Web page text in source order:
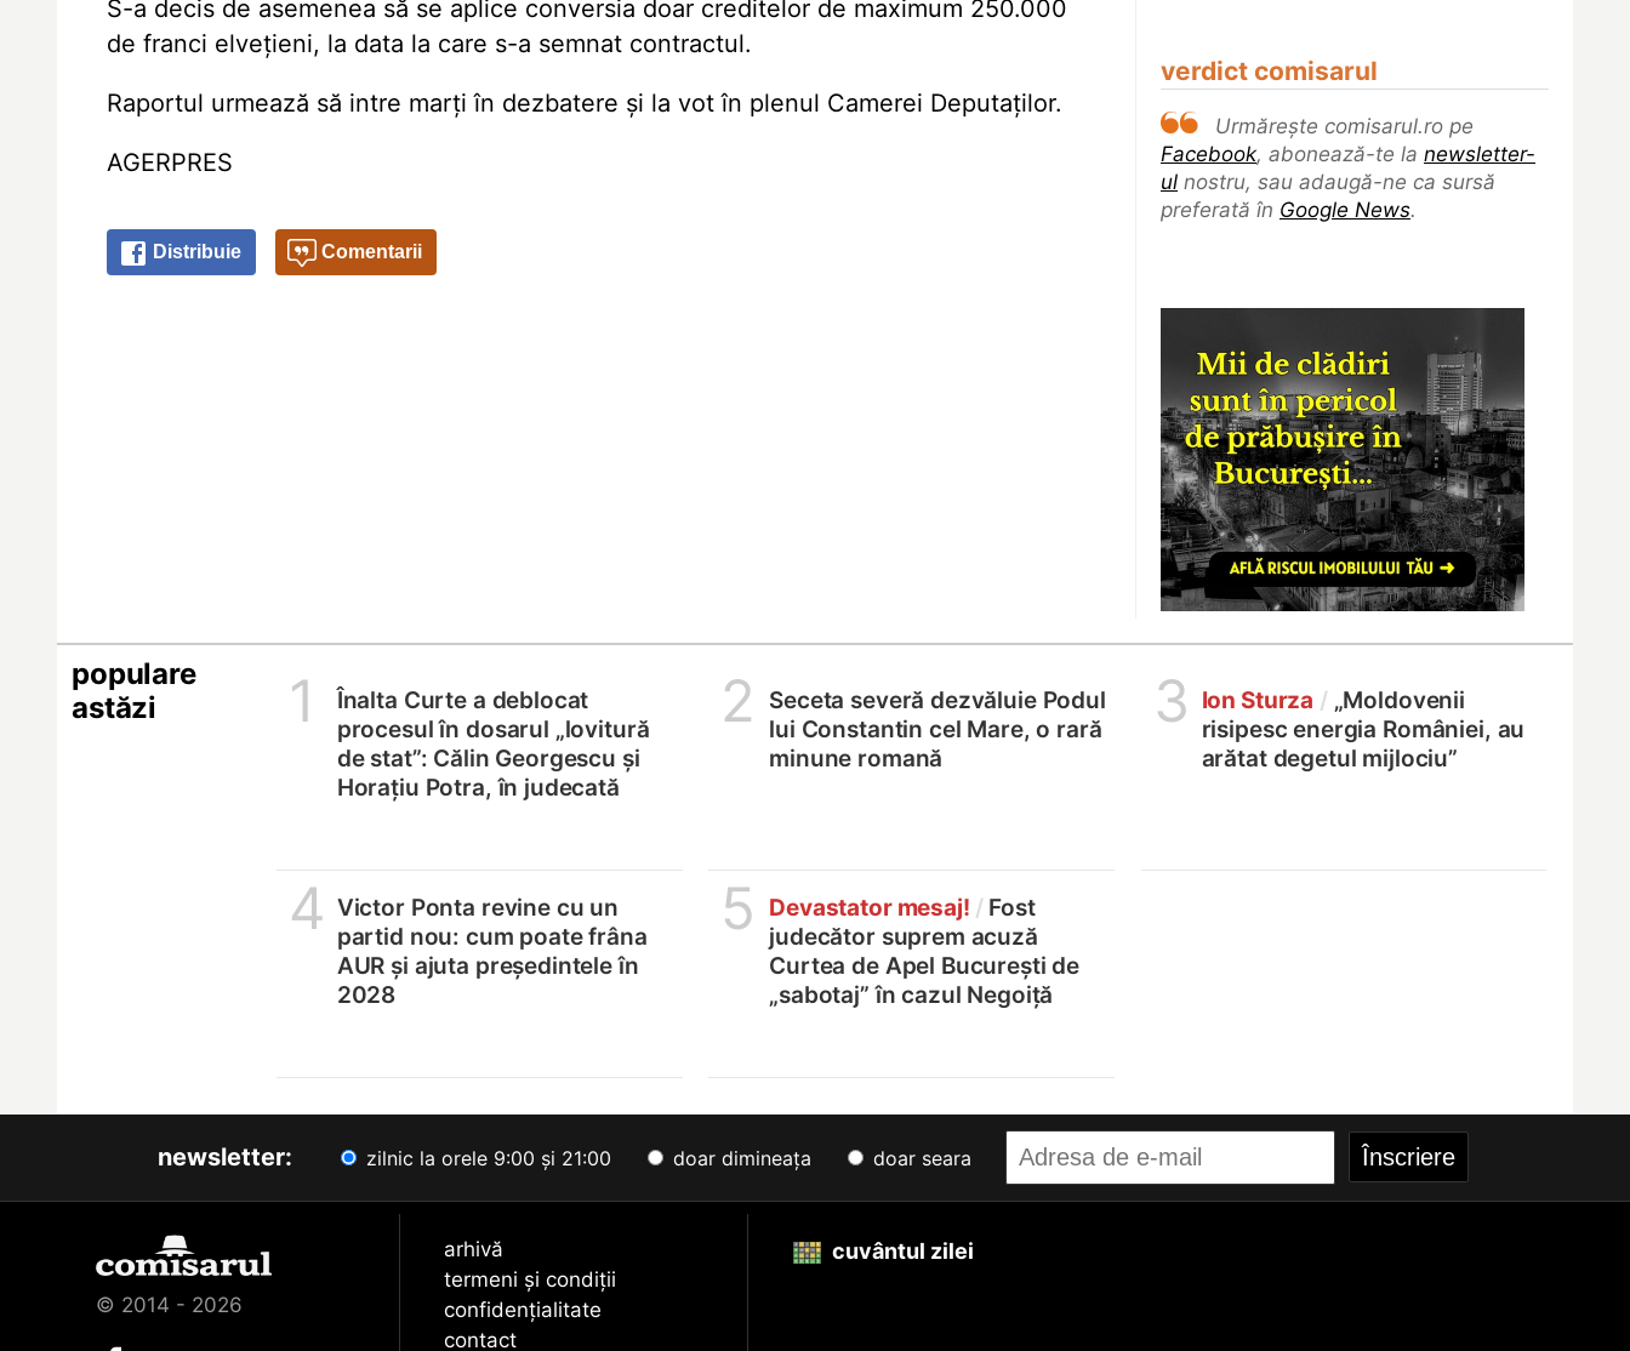
verdict comisarul
Urmărește comisarul.ro pe
Facebook, abonează-te la newsletter-
ul nostru, sau adaugă-ne ca sursă
preferată în Google News.
S-a decis de asemenea să se aplice conversia doar creditelor de maximum 250.000
de franci elvețieni, la data la care s-a semnat contractul.
Raportul urmează să intre marți în dezbatere și la vot în plenul Camerei Deputaților.
AGERPRES
Distribuie Comentarii
populare
astăzi
1
Înalta Curte a deblocat
procesul în dosarul „lovitură
de stat”: Călin Georgescu și
Horațiu Potra, în judecată
2
Seceta severă dezvăluie Podul
lui Constantin cel Mare, o rară
minune romană
3 Ion Sturza / „Moldovenii
risipesc energia României, au
arătat degetul mijlociu”
4 Victor Ponta revine cu un
partid nou: cum poate frâna
AUR și ajuta președintele în
2028
5 Devastator mesaj! / Fost
judecător suprem acuză
Curtea de Apel București de
„sabotaj” în cazul Negoiță
newsletter: zilnic la orele 9:00 și 21:00 doar dimineața doar seara
© 2014 - 2026
arhivă
termeni și condiții
confidențialitate
contact
cuvântul zilei